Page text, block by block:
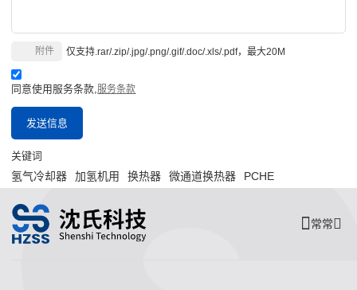
仅支持.rar/.zip/.jpg/.png/.gif/.doc/.xls/.pdf，最大20M
附件
同意使用服务条款,服务条款
发送信息
关键词
氢气冷却器 加氢机用 换热器 微通道换热器 PCHE
常常